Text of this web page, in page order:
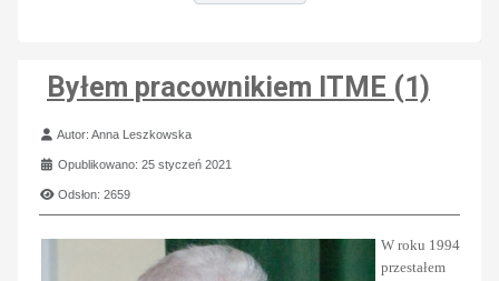
Byłem pracownikiem ITME (1)
Szczegóły
Autor:Anna Leszkowska
Opublikowano: 25 styczeń 2021
Odsłon: 2659
W roku 1994
przestałem